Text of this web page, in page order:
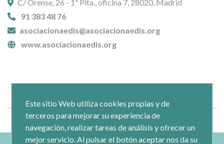
C/ Orense, 26 - 1ª Plta., oficina 7, 28020, Madrid
91 383 48 76
asociacionaedis@asociacionaedis.org
www.asociacionaedis.org
Este sitio Web utiliza cookies propias y de
terceros para mejorar su experiencia de
navegación, realizar tareas de análisis y ofrecer un
mejor servicio. Al pulsar el botón aceptar nos da su